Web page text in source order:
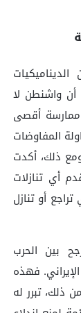
أن واشنطن لا
أقصى
المفاوضات
ذلك، أكدت
أي تنازلات
أو تنازل
بين الحرب
فهذه
ذلك، تبرر له